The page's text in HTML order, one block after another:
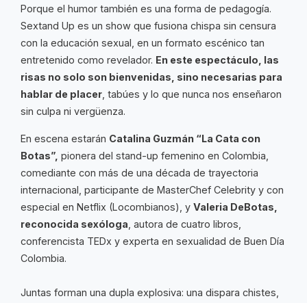
Porque el humor también es una forma de pedagogía.
Sextand Up es un show que fusiona chispa sin censura
con la educación sexual, en un formato escénico tan
entretenido como revelador. En este espectáculo, las
risas no solo son bienvenidas, sino necesarias para
hablar de placer , tabúes y lo que nunca nos enseñaron
sin culpa ni vergüenza.
En escena estarán Catalina Guzmán “La Cata con
Botas”, pionera del stand-up femenino en Colombia,
comediante con más de una década de trayectoria
internacional, participante de MasterChef Celebrity y con
especial en Netflix (Locombianos), y Valeria DeBotas,
reconocida sexóloga , autora de cuatro libros,
conferencista TEDx y experta en sexualidad de Buen Día
Colombia.
Juntas forman una dupla explosiva: una dispara chistes,